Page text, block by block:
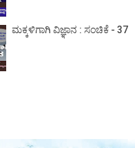
ಮಕ್ಕಳಿಗಾಗಿ ವಿಜ್ಞಾನ : ಸಂಚಿಕೆ - 37